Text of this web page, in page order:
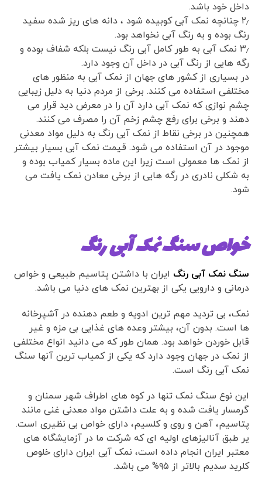
داخل خود باشد.
۲٫ چنانچه نمک آبی کوبیده شود ، دانه های ریز شده سفید
رنگ بوده و به رنگ آبی نخواهد بود.
۳٫ نمک آبی به طور کامل آبی رنگ نیست بلکه شفاف بوده و
رگه هایی از رنگ آبی در داخل آن وجود دارد.
در بسیاری از کشور های جهان از نمک آبی به منظور های
مختلفی استفاده می کنند. برخی از مردم دنیا به دلیل زیبایی
چشم نوازی که نمک آبی دارد آن را در معرض دید قرار می
دهند و برخی برای رفع چشم زخم آن را مصرف می کنند.
همچنین در برخی نقاط از نمک آبی رنگ به دلیل مواد معدنی
موجود در آن استفاده می شود. قیمت نمک آبی بسیار بیشتر
از نمک ها معمولی است زیرا این ماده بسیار کمیاب بوده و
به شکلی نادری در رگه هایی از برخی معادن نمک یافت می
شود.
خواص سنگ نمک آبی رنگ
سنگ نمک آبی رنگ ایران با داشتن پتاسیم طبیعی و خواص
درمانی و دارویی یکی از بهترین نمک های دنیا می باشد.
نمک، بی تردید مهم ترین ادویه و طعم دهنده در آشپرخانه
ها است. بدون آن، بیشتر وعده های غذایی بی مزه و غیر
قابل خوردن خواهد بود. همان طور که می دانید انواع مختلفی
از نمک در جهان وجود دارد که یکی از کمیاب ترین آنها سنگ
نمک آبی رنگ است.
این نوع سنگ نمک تنها در کوه های اطراف شهر سمنان و
گرمسار یافت شده و به علت داشتن مواد معدنی غنی مانند
پتاسیم، آهن و روی و کلسیم، دارای خواص بی نظیری است.
یر طبق آنالیزهای اولیه ای که شرکت ما در آزمایشگاه های
معتبر ایران انجام داده است، نمک آبی ایران دارای خلوص
کلرید سدیم بالاتر از ۹۵% می باشد.